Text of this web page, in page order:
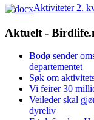
Aktiviteter 2.
Aktuelt -
Bodø sender
departementet
Søk om
Vi feirer 30
Veileder skal
dyreliv